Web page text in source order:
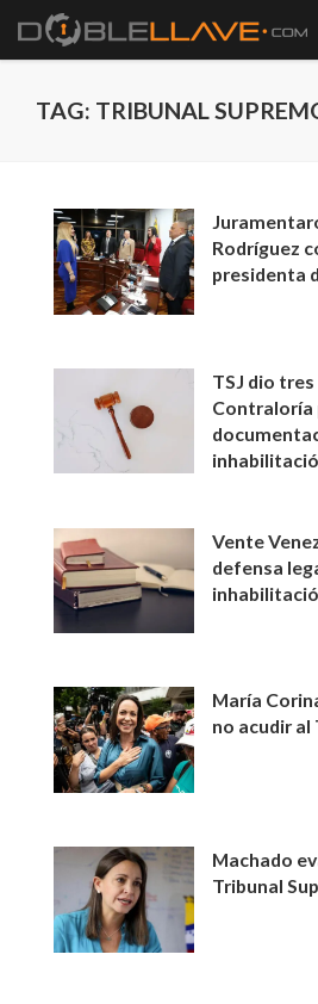
TAG: TRIBUNAL
Rodríguez
presidenta
TSJ dio tres
Contraloría
Vente
defensa
María
no acudir al
Machado
Tribunal